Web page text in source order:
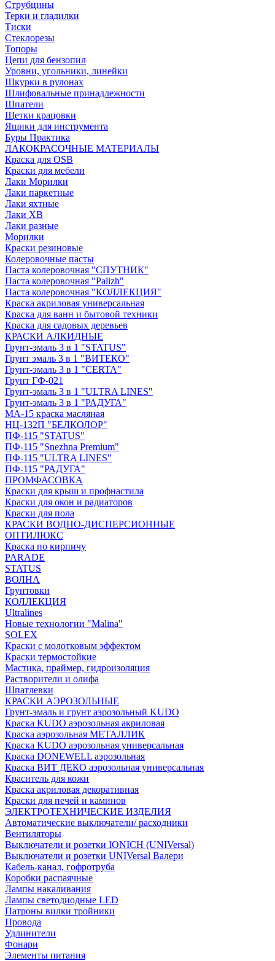
Струбцины
Терки и гладилки
Тиски
Стеклорезы
Топоры
Цепи для бензопил
Уровни, угольники, линейки
Шкурки в рулонах
Шлифовальные принадлежности
Шпатели
Щетки крацовки
Ящики для инструмента
Буры Практика
ЛАКОКРАСОЧНЫЕ МАТЕРИАЛЫ
Краска для OSB
Краски для мебели
Лаки Морилки
Лаки паркетные
Лаки яхтные
Лаки ХВ
Лаки разные
Морилки
Краски резиновые
Колеровочные пасты
Паста колеровочная "СПУТНИК"
Паста колеровочная "Palizh"
Паста колеровочная "КОЛЛЕКЦИЯ"
Краска акриловая универсальная
Краска для ванн и бытовой техники
Краска для садовых деревьев
КРАСКИ АЛКИДНЫЕ
Грунт-эмаль 3 в 1 "STATUS"
Грунт эмаль 3 в 1 "ВИТЕКО"
Грунт-эмаль 3 в 1 "CERTA"
Грунт ГФ-021
Грунт-эмаль 3 в 1 "ULTRA LINES"
Грунт-эмаль 3 в 1 "РАДУГА"
МА-15 краска масляная
НЦ-132П "БЕЛКОЛОР"
ПФ-115 "STATUS"
ПФ-115 "Snezhna Premium"
ПФ-115 "ULTRA LINES"
ПФ-115 "РАДУГА"
ПРОМФАСОВКА
Краски для крыш и профнастила
Краски для окон и радиаторов
Краски для пола
КРАСКИ ВОДНО-ДИСПЕРСИОННЫЕ
ОПТИЛЮКС
Краска по кирпичу
PARADE
STATUS
ВОЛНА
Грунтовки
КОЛЛЕКЦИЯ
Ultralines
Новые технологии "Malina"
SOLEX
Краски с молотковым эффектом
Краски термостойкие
Мастика, праймер, гидроизоляция
Растворители и олифа
Шпатлевки
КРАСКИ АЭРОЗОЛЬНЫЕ
Грунт-эмаль и грунт аэрозольный KUDO
Краска KUDO аэрозольная акриловая
Краска аэрозольная МЕТАЛЛИК
Краска KUDO аэрозольная универсальная
Краска DONEWELL аэрозольная
Краска ВИТ ДЕКО аэрозольная универсальная
Краситель для кожи
Краска акриловая декоративная
Краски для печей и каминов
ЭЛЕКТРОТЕХНИЧЕСКИЕ ИЗДЕЛИЯ
Автоматические выключатели/ расходники
Вентиляторы
Выключатели и розетки IONICH (UNIVersal)
Выключатели и розетки UNIVersal Валери
Кабель-канал, гофротруба
Коробки распаячные
Лампы накаливания
Лампы светодиодные LED
Патроны вилки тройники
Провода
Удлинители
Фонари
Элементы питания